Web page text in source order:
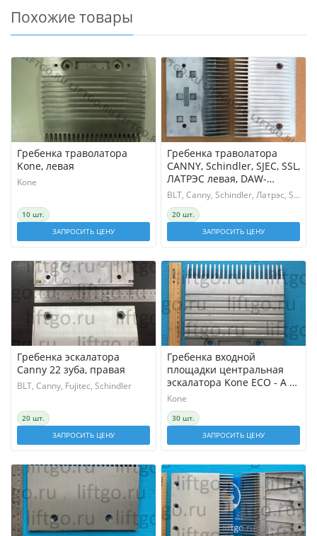
Похожие товары
Гребенка траволатора
Kone, левая
Kone
10 шт.
ЗАПРОСИТЬ ЦЕНУ
Гребенка траволатора
CANNY, Schindler, SJEC, SSL,
ЛАТРЭС левая, DAW-
A305004N
BLT, Canny, Schindler, Латрэс, Sjec, SSL
20 шт.
ЗАПРОСИТЬ ЦЕНУ
Гребенка эскалатора
Canny 22 зуба, правая
BLT, Canny, Fujitec, Schindler
20 шт.
ЗАПРОСИТЬ ЦЕНУ
Гребенка входной
площадки центральная
эскалатора Kone ECO - A -
GD - ALSI 12
Kone
30 шт.
ЗАПРОСИТЬ ЦЕНУ